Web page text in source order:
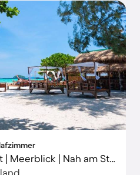
Charmante Unterkunft | Meerblick | Nah am Strand